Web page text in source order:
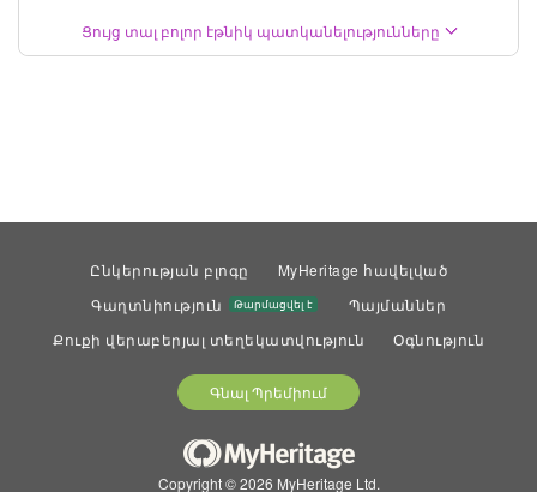
Ցույց տալ բոլոր էթնիկ պատկանելությունները
Ընկերության բլոգը
MyHeritage հավելված
Գաղտնիություն
Թարմացվել է
Պայմաններ
Քուքի վերաբերյալ տեղեկատվություն
Օգնություն
Գնալ Պրեմիում
Copyright © 2026 MyHeritage Ltd.